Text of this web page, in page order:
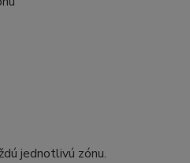
jednotlivú zónu.